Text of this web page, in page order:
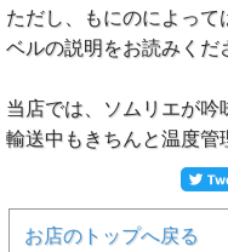
ただし、もにのによって
ベルの説明をお読みくだ
当店では、ソムリエが吟
輸送中もきちんと温度管
お店のトップへ戻る